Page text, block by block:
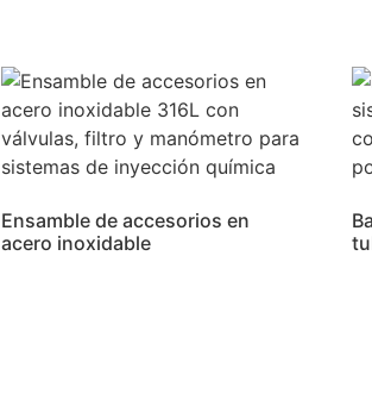
Ensamble de accesorios en
acero inoxidable